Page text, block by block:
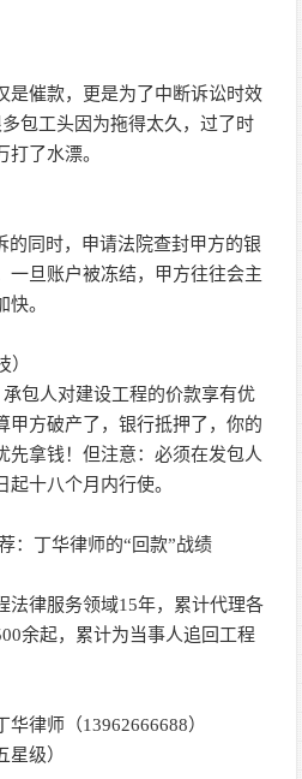
是催款，更是为了中断诉讼时效
多包工头因为拖得太久，过了时
了水漂。
的同时，申请法院查封甲方的银
一旦账户被冻结，甲方往往会主
。
）
包人对建设工程的价款享有优
甲方破产了，银行抵押了，你的
先拿钱！但注意：必须在发包人
十八个月内行使。
：丁华律师的“回款”战绩
法律服务领域15年，累计代理各
余起，累计为当事人追回工程
律师（13962666688）
级）